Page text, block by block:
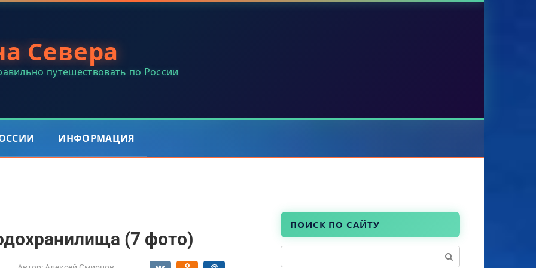
Севера
путешествовать по России
ИНФОРМАЦИЯ
(7 фото)
ПОИСК ПО САЙТУ